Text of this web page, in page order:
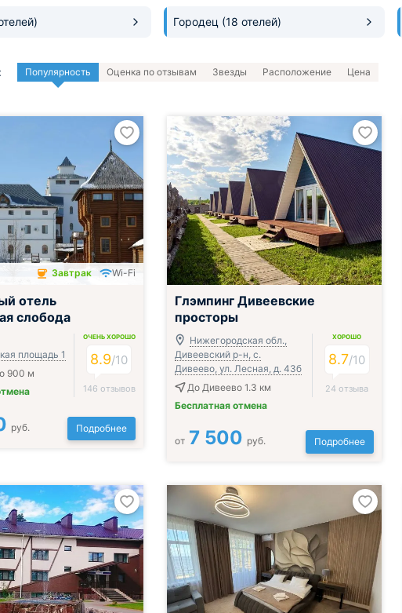
Городец (18 отелей)
Популярность Оценка по отзывам Звезды Расположение Цена
Завтрак Wi-Fi
отель
слобода
площадь 1
900 м
ОЧЕНЬ ХОРОШО
8.9/10
146 отзывов
руб. Подробнее
Глэмпинг Дивеевские
просторы
Нижегородская обл.,
Дивеевский р-н, с.
Дивеево, ул. Лесная, д. 43б
До Дивеево 1.3 км
Бесплатная отмена
ХОРОШО
8.7/10
24 отзыва
от 7 500 руб. Подробнее